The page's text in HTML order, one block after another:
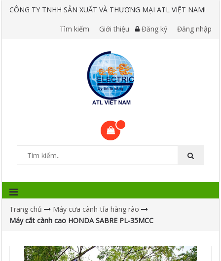
CÔNG TY TNHH SẢN XUẤT VÀ THƯƠNG MẠI ATL VIỆT NAM!
Tìm kiếm Giới thiệu Đăng ký Đăng nhập
Trang chủ
Máy cưa cành-tỉa hàng rào
Máy cắt cành cao HONDA SABRE PL-35MCC